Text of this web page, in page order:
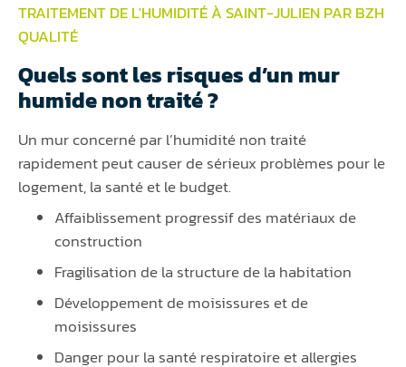
TRAITEMENT DE L'HUMIDITÉ À SAINT-JULIEN PAR BZH
QUALITÉ
Quels sont les risques d’un mur
humide non traité ?
Un mur concerné par l’humidité non traité
rapidement peut causer de sérieux problèmes pour le
logement, la santé et le budget.
Affaiblissement progressif des matériaux de
construction
Fragilisation de la structure de la habitation
Développement de moisissures et de
moisissures
Danger pour la santé respiratoire et allergies